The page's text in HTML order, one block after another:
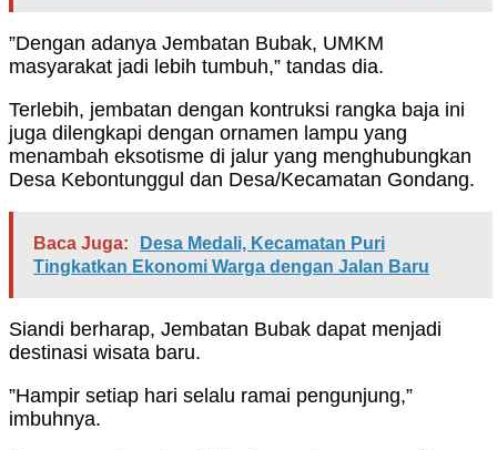
”Dengan adanya Jembatan Bubak, UMKM
masyarakat jadi lebih tumbuh,” tandas dia.
Terlebih, jembatan dengan kontruksi rangka baja ini
juga dilengkapi dengan ornamen lampu yang
menambah eksotisme di jalur yang menghubungkan
Desa Kebontunggul dan Desa/Kecamatan Gondang.
Baca Juga:
Desa Medali, Kecamatan Puri
Tingkatkan Ekonomi Warga dengan Jalan Baru
Siandi berharap, Jembatan Bubak dapat menjadi
destinasi wisata baru.
”Hampir setiap hari selalu ramai pengunjung,”
imbuhnya.